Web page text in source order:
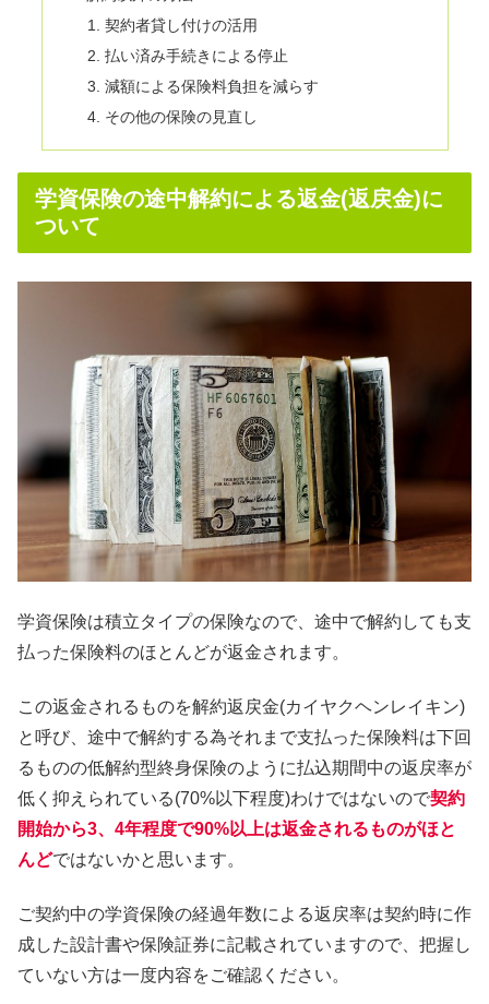
契約者貸し付けの活用
払い済み手続きによる停止
減額による保険料負担を減らす
その他の保険の見直し
学資保険の途中解約による返金(返戻金)に
ついて
学資保険は積立タイプの保険なので、途中で解約しても支
払った保険料のほとんどが返金されます。
この返金されるものを解約返戻金(カイヤクヘンレイキン)
と呼び、途中で解約する為それまで支払った保険料は下回
るものの低解約型終身保険のように払込期間中の返戻率が
低く抑えられている(70%以下程度)わけではないので契約
開始から3、4年程度で90%以上は返金されるものがほと
んどではないかと思います。
ご契約中の学資保険の経過年数による返戻率は契約時に作
成した設計書や保険証券に記載されていますので、把握し
ていない方は一度内容をご確認ください。